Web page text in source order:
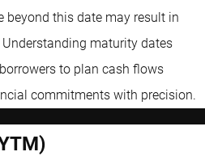
beyond this date may result in
maturity dates
to plan cash flows
commitments with precision.